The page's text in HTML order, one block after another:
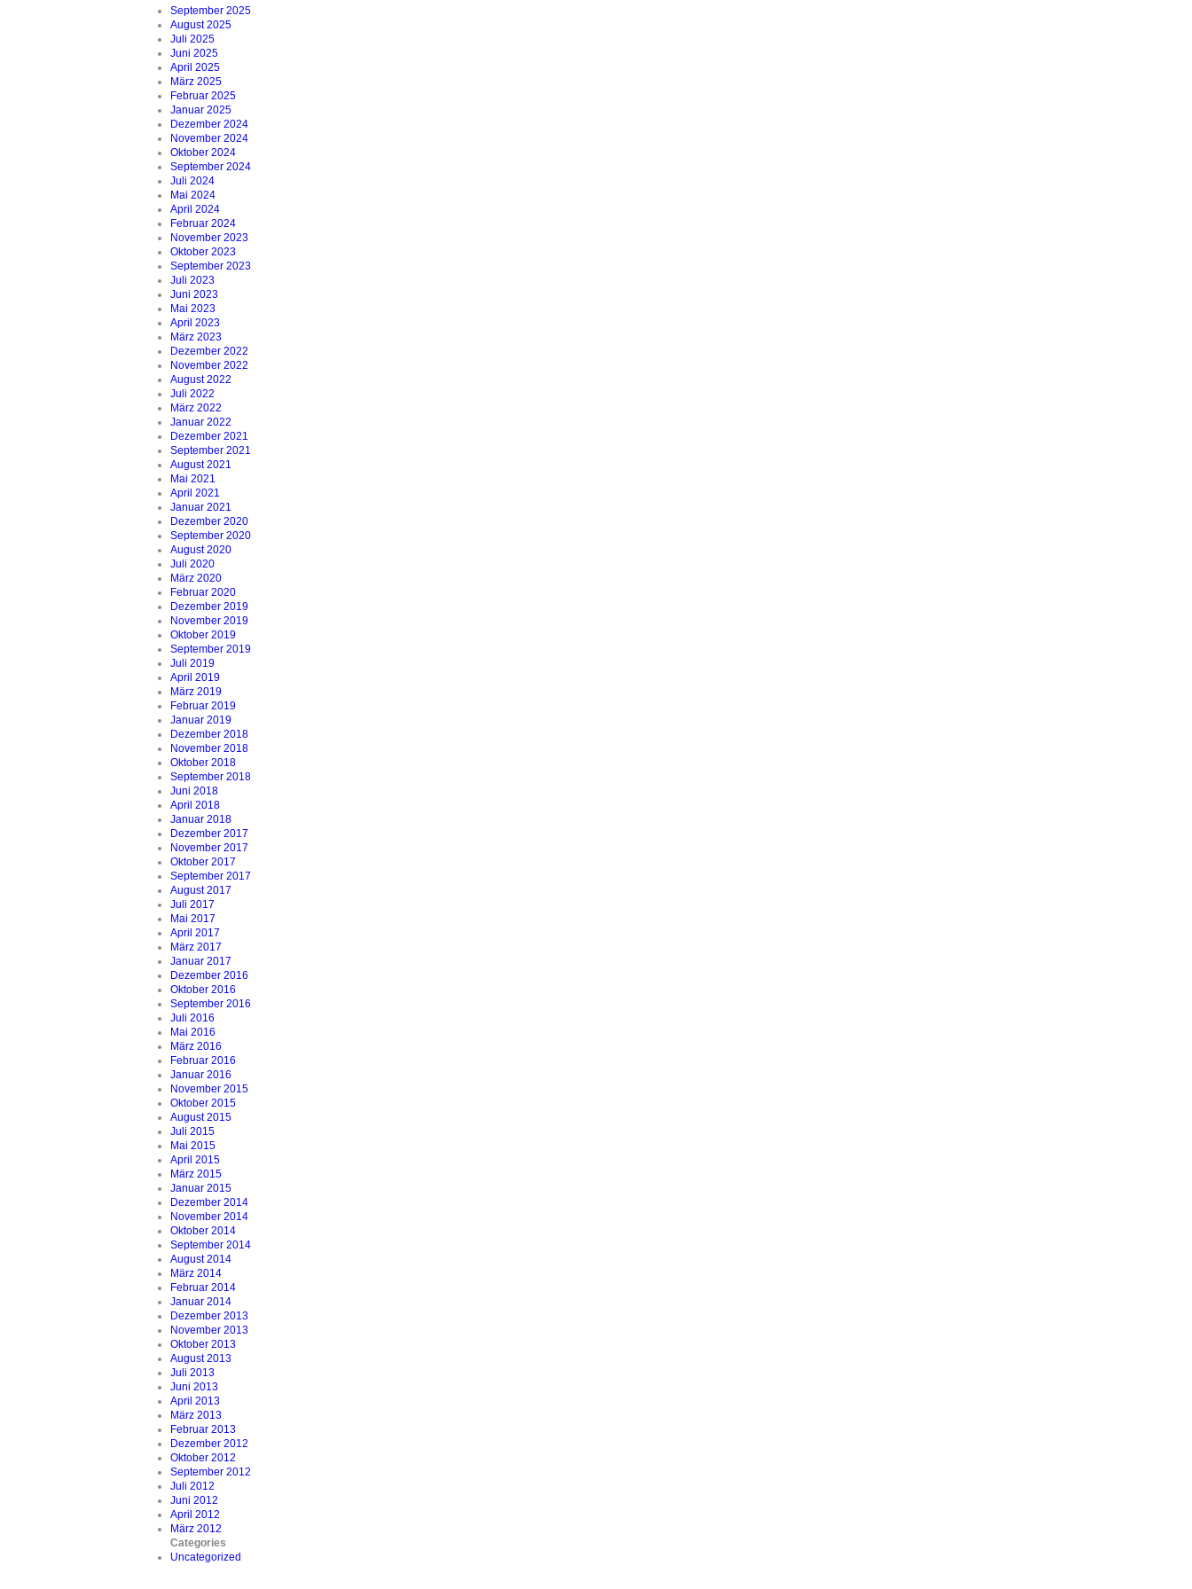
September 2025
August 2025
Juli 2025
Juni 2025
April 2025
März 2025
Februar 2025
Januar 2025
Dezember 2024
November 2024
Oktober 2024
September 2024
Juli 2024
Mai 2024
April 2024
Februar 2024
November 2023
Oktober 2023
September 2023
Juli 2023
Juni 2023
Mai 2023
April 2023
März 2023
Dezember 2022
November 2022
August 2022
Juli 2022
März 2022
Januar 2022
Dezember 2021
September 2021
August 2021
Mai 2021
April 2021
Januar 2021
Dezember 2020
September 2020
August 2020
Juli 2020
März 2020
Februar 2020
Dezember 2019
November 2019
Oktober 2019
September 2019
Juli 2019
April 2019
März 2019
Februar 2019
Januar 2019
Dezember 2018
November 2018
Oktober 2018
September 2018
Juni 2018
April 2018
Januar 2018
Dezember 2017
November 2017
Oktober 2017
September 2017
August 2017
Juli 2017
Mai 2017
April 2017
März 2017
Januar 2017
Dezember 2016
Oktober 2016
September 2016
Juli 2016
Mai 2016
März 2016
Februar 2016
Januar 2016
November 2015
Oktober 2015
August 2015
Juli 2015
Mai 2015
April 2015
März 2015
Januar 2015
Dezember 2014
November 2014
Oktober 2014
September 2014
August 2014
März 2014
Februar 2014
Januar 2014
Dezember 2013
November 2013
Oktober 2013
August 2013
Juli 2013
Juni 2013
April 2013
März 2013
Februar 2013
Dezember 2012
Oktober 2012
September 2012
Juli 2012
Juni 2012
April 2012
März 2012
Categories
Uncategorized